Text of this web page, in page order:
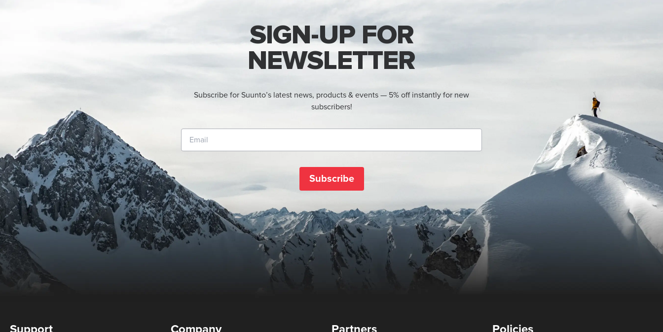
SIGN-UP FOR
NEWSLETTER
Subscribe for Suunto’s latest news, products & events — 5% off instantly for new
subscribers!
Subscribe
Support Company Partners Policies